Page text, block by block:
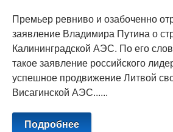
Премьер ревниво и озабоченно
заявление Владимира Путина о
Калининградской АЭС. По его
такое заявление российского
успешное продвижение Литвой
Висагинской АЭС......
Подробнее